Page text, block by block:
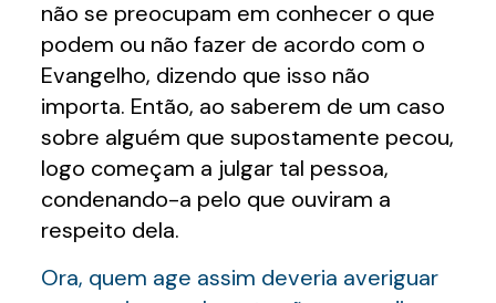
não se preocupam em conhecer o que
podem ou não fazer de acordo com o
Evangelho, dizendo que isso não
importa. Então, ao saberem de um caso
sobre alguém que supostamente pecou,
logo começam a julgar tal pessoa,
condenando-a pelo que ouviram a
respeito dela.
Ora, quem age assim deveria averiguar